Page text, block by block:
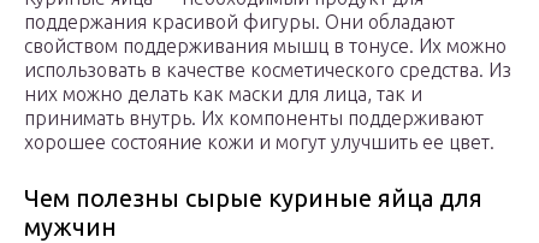
поддержания красивой фигуры. Они обладают
свойством поддерживания мышц в тонусе. Их можно
использовать в качестве косметического средства. Из
них можно делать как маски для лица, так и
принимать внутрь. Их компоненты поддерживают
хорошее состояние кожи и могут улучшить ее цвет.
Чем полезны сырые куриные яйца для
мужчин